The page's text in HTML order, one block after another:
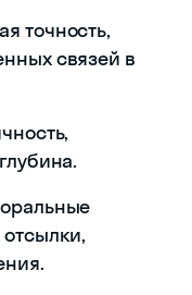
точность,
связей в